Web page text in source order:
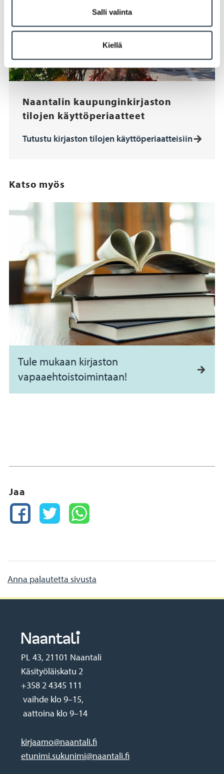
Salli valinta
Kiellä
Naantalin kaupunginkirjaston
tilojen käyttöperiaatteet
Tutustu kirjaston tilojen käyttöperiaatteisiin
Katso myös
Tule mukaan kirjaston
vapaaehtoistoimintaan!
Jaa
Anna palautetta sivusta
PL 43, 21101 Naantali
Käsityöläiskatu 2
+358 2 4345 111
vaihde klo 9–15,
aattoina klo 9–14
kirjaamo@naantali.fi
etunimi.sukunimi@naantali.fi